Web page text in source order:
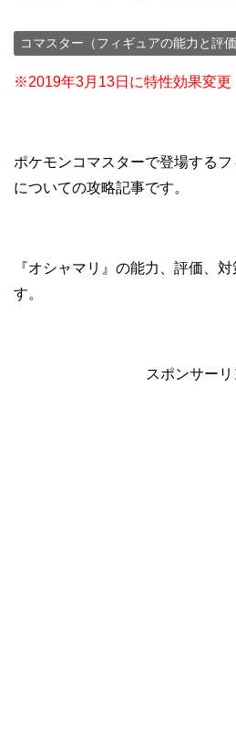
コマスター（フィギュアの能力と評価
※2019年3月13日に特性効果変更
ポケモンコマスターで登場するフ
についての攻略記事です。
『オシャマリ』の能力、評価、
す。
スポンサーリ